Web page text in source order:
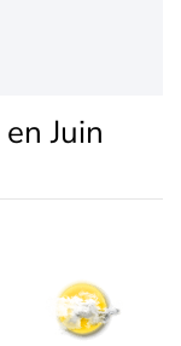
en Juin